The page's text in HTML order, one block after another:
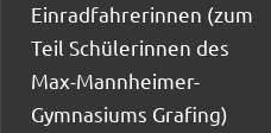
Einradfahrerinnen (zum
Teil Schülerinnen des
Max-Mannheimer-
Gymnasiums Grafing)